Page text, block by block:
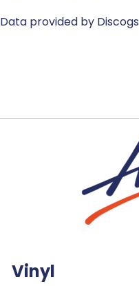
Data provided by Discogs
Vinyl